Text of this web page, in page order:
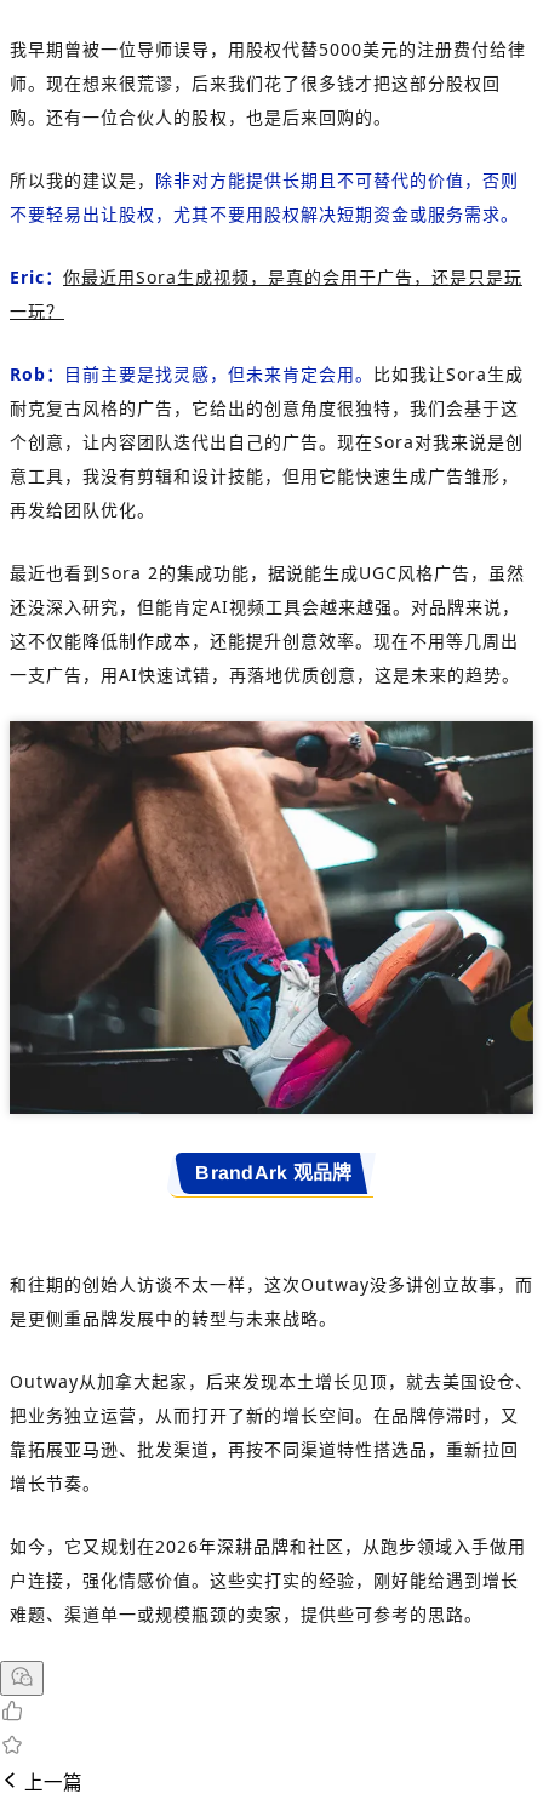
我早期曾被一位导师误导，用股权代替5000美元的注册费付给律
师。现在想来很荒谬，后来我们花了很多钱才把这部分股权回
购。还有一位合伙人的股权，也是后来回购的。
所以我的建议是， 除非对方能提供长期且不可替代的价值，否则
不要轻易出让股权，尤其不要用股权解决短期资金或服务需求。
Eric： 你最近用Sora生成视频，是真的会用于广告，还是只是玩
一玩？
Rob： 目前主要是找灵感，但未来肯定会用。 比如我让Sora生成
耐克复古风格的广告，它给出的创意角度很独特，我们会基于这
个创意，让内容团队迭代出自己的广告。现在Sora对我来说是创
意工具，我没有剪辑和设计技能，但用它能快速生成广告雏形，
再发给团队优化。
最近也看到Sora 2的集成功能，据说能生成UGC风格广告，虽然
还没深入研究，但能肯定AI视频工具会越来越强。对品牌来说，
这不仅能降低制作成本，还能提升创意效率。现在不用等几周出
一支广告，用AI快速试错，再落地优质创意，这是未来的趋势。
BrandArk 观品牌
和往期的创始人访谈不太一样，这次Outway没多讲创立故事，而
是更侧重品牌发展中的转型与未来战略。
Outway从加拿大起家，后来发现本土增长见顶，就去美国设仓、
把业务独立运营，从而打开了新的增长空间。在品牌停滞时，又
靠拓展亚马逊、批发渠道，再按不同渠道特性搭选品，重新拉回
增长节奏。
如今，它又规划在2026年深耕品牌和社区，从跑步领域入手做用
户连接，强化情感价值。这些实打实的经验，刚好能给遇到增长
难题、渠道单一或规模瓶颈的卖家，提供些可参考的思路。
上一篇